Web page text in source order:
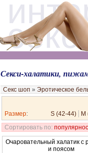
Секси-халатики,
Секс шоп » Эротическое
Размер: S (42-44) M
Сортировать по:
Очаровательный халатик с
и поясом